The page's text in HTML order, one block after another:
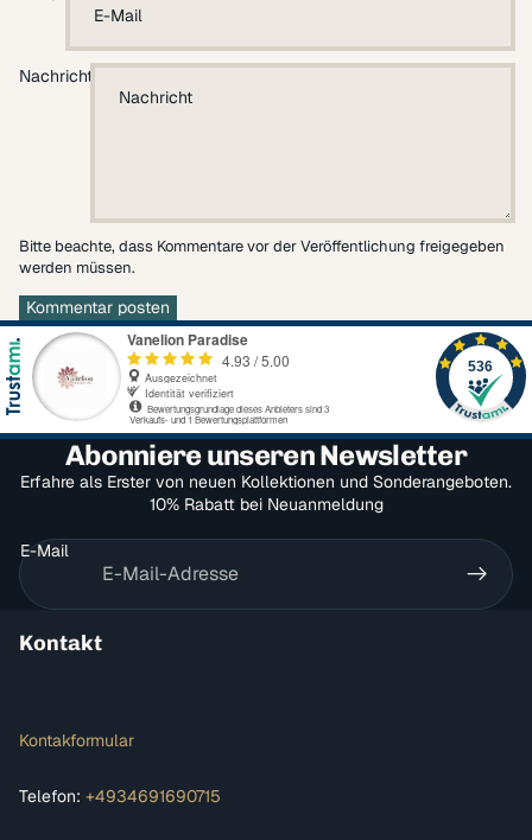
Nachricht
Bitte beachte, dass Kommentare vor der Veröffentlichung freigegeben
werden müssen.
Kommentar posten
Abonniere unseren Newsletter
Erfahre als Erster von neuen Kollektionen und Sonderangeboten.
10% Rabatt bei Neuanmeldung
E-Mail
Kontakt
Kontakformular
Telefon: +4934691690715